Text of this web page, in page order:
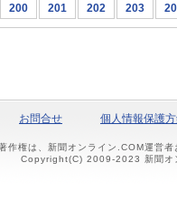
200 201 202 203
お問合せ 個人情報保護
権は、新聞オンライン.COM運営
Copyright(C) 2009-2023 新聞オ